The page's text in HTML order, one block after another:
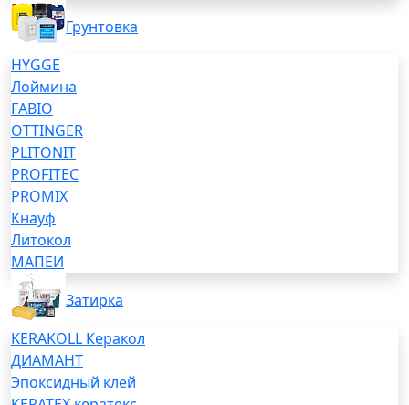
Грунтовка
HYGGE
Лоймина
FABIO
OTTINGER
PLITONIT
PROFITEC
PROMIX
Кнауф
Литокол
МАПЕИ
Затирка
KERAKOLL Керакол
ДИАМАНТ
Эпоксидный клей